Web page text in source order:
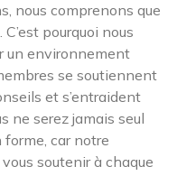
nous comprenons que
pourquoi nous
un environnement
se soutiennent
et s’entraident
ne serez jamais seul
car notre
soutenir à chaque